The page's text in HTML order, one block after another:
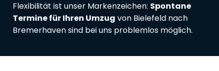
Flexibilität ist unser Markenzeichen: Spontane
Termine für Ihren Umzug von Bielefeld nach
Bremerhaven sind bei uns problemlos möglich.